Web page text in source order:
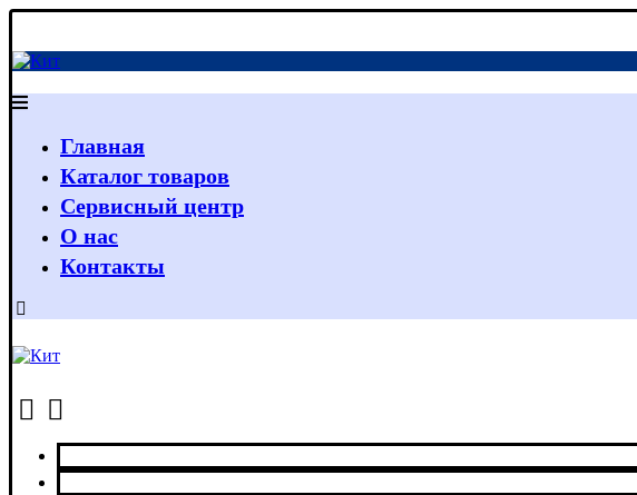
Главная
Каталог товаров
Сервисный центр
О нас
Контакты